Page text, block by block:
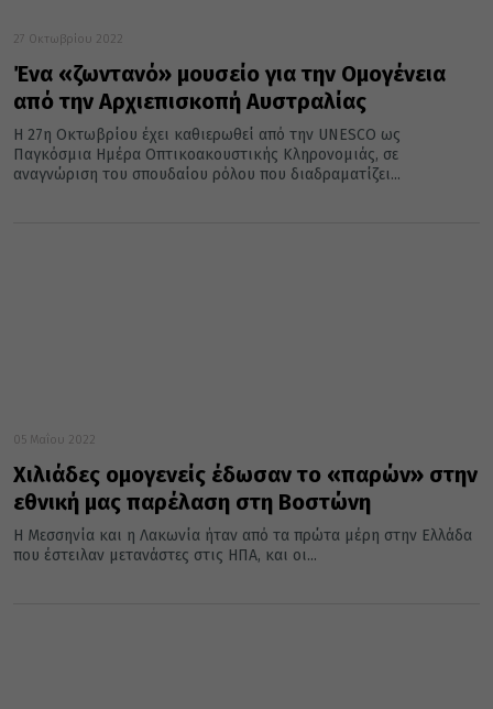
27 Οκτωβρίου 2022
Ένα «ζωντανό» μουσείο για την Ομογένεια
από την Αρχιεπισκοπή Αυστραλίας
Η 27η Οκτωβρίου έχει καθιερωθεί από την UNESCO ως
Παγκόσμια Ημέρα Οπτικοακουστικής Κληρονομιάς, σε
αναγνώριση του σπουδαίου ρόλου που διαδραματίζει...
05 Μαΐου 2022
Χιλιάδες ομογενείς έδωσαν το «παρών» στην
εθνική μας παρέλαση στη Βοστώνη
Η Μεσσηνία και η Λακωνία ήταν από τα πρώτα μέρη στην Ελλάδα
που έστειλαν μετανάστες στις ΗΠΑ, και οι...